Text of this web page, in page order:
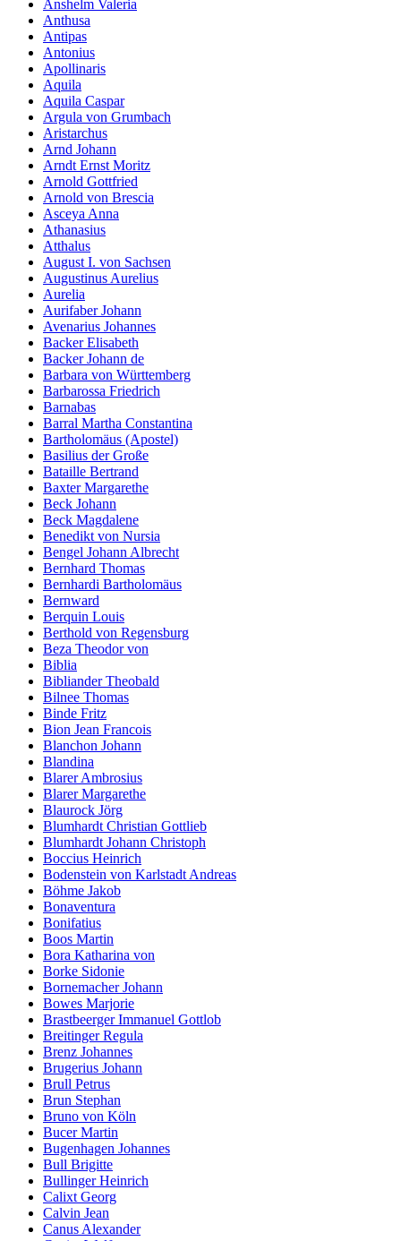
Anshelm Valeria
Anthusa
Antipas
Antonius
Apollinaris
Aquila
Aquila Caspar
Argula von Grumbach
Aristarchus
Arnd Johann
Arndt Ernst Moritz
Arnold Gottfried
Arnold von Brescia
Asceya Anna
Athanasius
Atthalus
August I. von Sachsen
Augustinus Aurelius
Aurelia
Aurifaber Johann
Avenarius Johannes
Backer Elisabeth
Backer Johann de
Barbara von Württemberg
Barbarossa Friedrich
Barnabas
Barral Martha Constantina
Bartholomäus (Apostel)
Basilius der Große
Bataille Bertrand
Baxter Margarethe
Beck Johann
Beck Magdalene
Benedikt von Nursia
Bengel Johann Albrecht
Bernhard Thomas
Bernhardi Bartholomäus
Bernward
Berquin Louis
Berthold von Regensburg
Beza Theodor von
Biblia
Bibliander Theobald
Bilnee Thomas
Binde Fritz
Bion Jean Francois
Blanchon Johann
Blandina
Blarer Ambrosius
Blarer Margarethe
Blaurock Jörg
Blumhardt Christian Gottlieb
Blumhardt Johann Christoph
Boccius Heinrich
Bodenstein von Karlstadt Andreas
Böhme Jakob
Bonaventura
Bonifatius
Boos Martin
Bora Katharina von
Borke Sidonie
Bornemacher Johann
Bowes Marjorie
Brastbeerger Immanuel Gottlob
Breitinger Regula
Brenz Johannes
Brugerius Johann
Brull Petrus
Brun Stephan
Bruno von Köln
Bucer Martin
Bugenhagen Johannes
Bull Brigitte
Bullinger Heinrich
Calixt Georg
Calvin Jean
Canus Alexander